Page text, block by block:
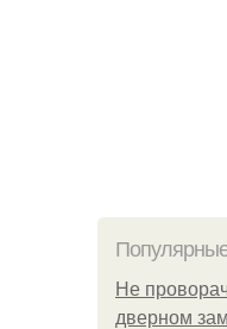
Не
дверном